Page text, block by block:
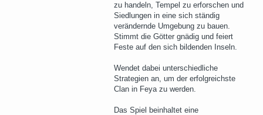
zu handeln, Tempel zu erforschen und
Siedlungen in eine sich ständig
verändernde Umgebung zu bauen.
Stimmt die Götter gnädig und feiert
Feste auf den sich bildenden Inseln.
Wendet dabei unterschiedliche
Strategien an, um der erfolgreichste
Clan in Feya zu werden.
Das Spiel beinhaltet eine